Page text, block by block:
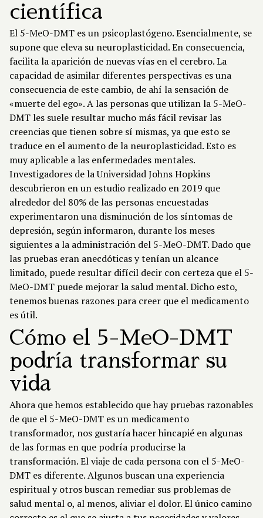
científica
El 5-MeO-DMT es un psicoplastógeno. Esencialmente, se
supone que eleva su neuroplasticidad. En consecuencia,
facilita la aparición de nuevas vías en el cerebro. La
capacidad de asimilar diferentes perspectivas es una
consecuencia de este cambio, de ahí la sensación de
«muerte del ego». A las personas que utilizan la 5-MeO-
DMT les suele resultar mucho más fácil revisar las
creencias que tienen sobre sí mismas, ya que esto se
traduce en el aumento de la neuroplasticidad. Esto es
muy aplicable a las enfermedades mentales.
Investigadores de la Universidad Johns Hopkins
descubrieron en un estudio realizado en 2019 que
alrededor del 80% de las personas encuestadas
experimentaron una disminución de los síntomas de
depresión, según informaron, durante los meses
siguientes a la administración del 5-MeO-DMT. Dado que
las pruebas eran anecdóticas y tenían un alcance
limitado, puede resultar difícil decir con certeza que el 5-
MeO-DMT puede mejorar la salud mental. Dicho esto,
tenemos buenas razones para creer que el medicamento
es útil.
Cómo el 5-MeO-DMT
podría transformar su
vida
Ahora que hemos establecido que hay pruebas razonables
de que el 5-MeO-DMT es un medicamento
transformador, nos gustaría hacer hincapié en algunas
de las formas en que podría producirse la
transformación. El viaje de cada persona con el 5-MeO-
DMT es diferente. Algunos buscan una experiencia
espiritual y otros buscan remediar sus problemas de
salud mental o, al menos, aliviar el dolor. El único camino